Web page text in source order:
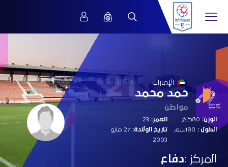
21 الإمارات
حمد محمد
مواطن
الوزن:80كلغ
الطول :
العمر:
تاريخ الولادة:
27 مايو
2003
المركز :دفاع